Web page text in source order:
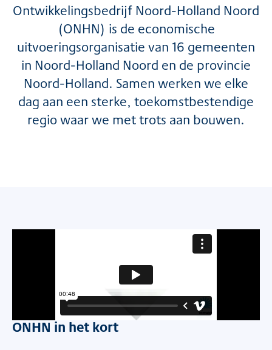
Ontwikkelingsbedrijf Noord-Holland Noord
(ONHN) is de economische
uitvoeringsorganisatie van 16 gemeenten
in Noord-Holland Noord en de provincie
Noord-Holland. Samen werken we elke
dag aan een sterke, toekomstbestendige
regio waar we met trots aan bouwen.
ONHN in het kort